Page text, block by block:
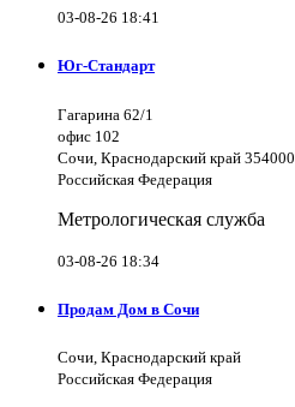
03-08-26 18:41
Юг-Стандарт
Гагарина 62/1
офис 102
Сочи, Краснодарский край 354000
Российская Федерация
Метрологическая служба
03-08-26 18:34
Продам Дом в Сочи
Сочи, Краснодарский край
Российская Федерация